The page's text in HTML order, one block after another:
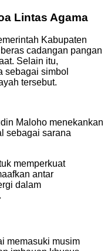
Lintas Agama
Kabupaten
cadangan pangan
Selain itu,
sebagai simbol
tersebut.
Maloho menekankan
sebagai sarana
memperkuat
antar
dalam
memasuki musim